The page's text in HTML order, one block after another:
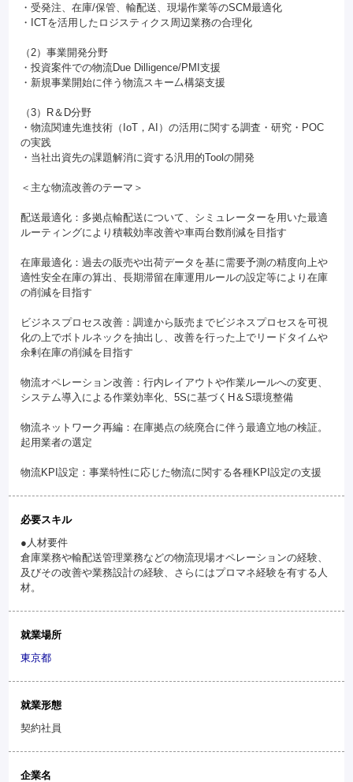
・受発注、在庫/保管、輸配送、現場作業等のSCM最適化
・ICTを活用したロジスティクス周辺業務の合理化
（2）事業開発分野
・投資案件での物流Due Dilligence/PMI支援
・新規事業開始に伴う物流スキー厶構築支援
（3）R＆D分野
・物流関連先進技術（IoT，AI）の活用に関する調査・研究・POC
の実践
・当社出資先の課題解消に資する汎用的Toolの開発
＜主な物流改善のテーマ＞
配送最適化：多拠点輸配送について、シミュレーターを用いた最適
ルーティングにより積載効率改善や車両台数削減を目指す
在庫最適化：過去の販売や出荷データを基に需要予測の精度向上や
適性安全在庫の算出、長期滞留在庫運用ルールの設定等により在庫
の削減を目指す
ビジネスプロセス改善：調達から販売までビジネスプロセスを可視
化の上でボトルネックを抽出し、改善を行った上でリードタイムや
余剰在庫の削減を目指す
物流オペレーション改善：行内レイアウトや作業ルールへの変更、
システム導入による作業効率化、5Sに基づくH＆S環境整備
物流ネットワーク再編：在庫拠点の統廃合に伴う最適立地の検証。
起用業者の選定
物流KPI設定：事業特性に応じた物流に関する各種KPI設定の支援
必要スキル
●人材要件
倉庫業務や輸配送管理業務などの物流現場オペレーションの経験、
及びその改善や業務設計の経験、さらにはプロマネ経験を有する人
材。
就業場所
東京都
就業形態
契約社員
企業名